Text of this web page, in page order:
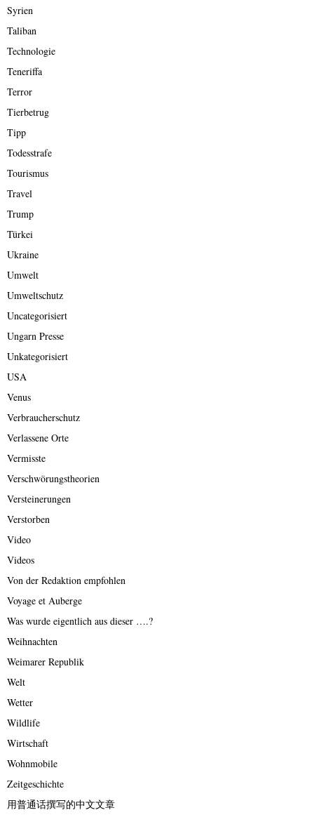
Syrien
Taliban
Technologie
Teneriffa
Terror
Tierbetrug
Tipp
Todesstrafe
Tourismus
Travel
Trump
Türkei
Ukraine
Umwelt
Umweltschutz
Uncategorisiert
Ungarn Presse
Unkategorisiert
USA
Venus
Verbraucherschutz
Verlassene Orte
Vermisste
Verschwörungstheorien
Versteinerungen
Verstorben
Video
Videos
Von der Redaktion empfohlen
Voyage et Auberge
Was wurde eigentlich aus dieser ….?
Weihnachten
Weimarer Republik
Welt
Wetter
Wildlife
Wirtschaft
Wohnmobile
Zeitgeschichte
用普通话撰写的中文文章